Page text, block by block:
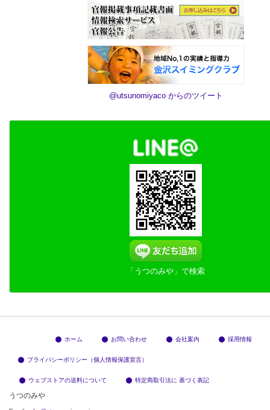
@utsunomiyaco からのツイート
「うつのみや」で検索
ホーム お問い合わせ 会社案内 採用情報
プライバシーポリシー（個人情報保護宣言）
ウェブストアの送料について 特定商取引法に 基づく表記
うつのみや